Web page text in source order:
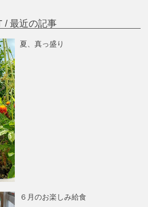
/最近の記事
夏、真っ盛り
６月のお楽しみ給食